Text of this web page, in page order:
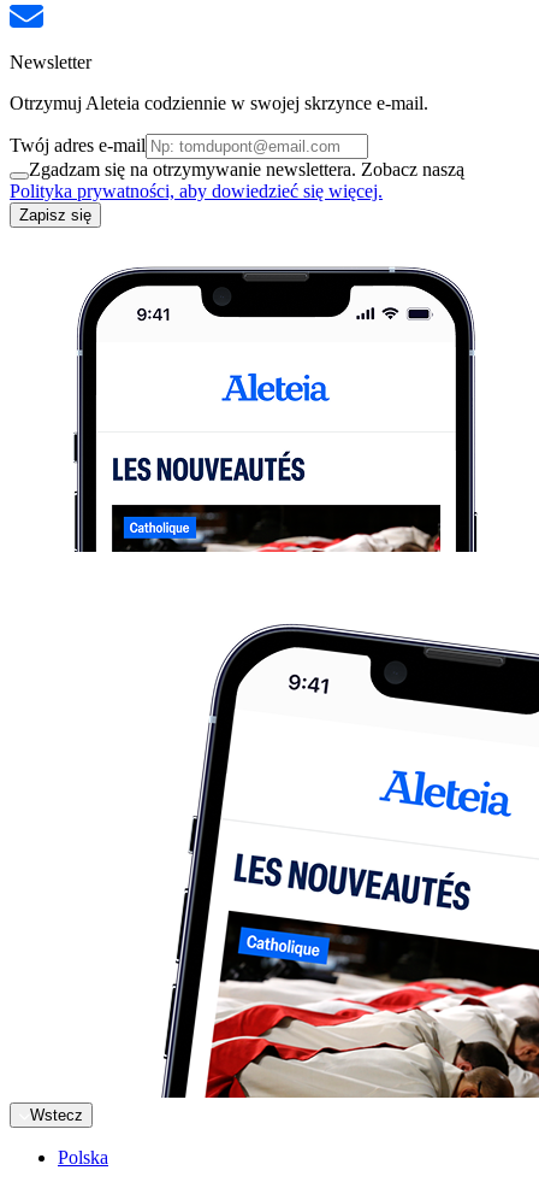
Newsletter
Otrzymuj Aleteia codziennie w swojej skrzynce e-mail.
Twój adres e-mail
Zgadzam się na otrzymywanie newslettera. Zobacz naszą
Polityka prywatności, aby dowiedzieć się więcej.
Zapisz się
Wstecz
Polska